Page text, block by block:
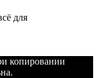
для
копировании